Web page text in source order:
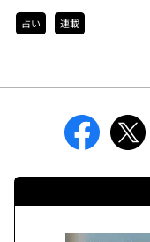
占い 連載